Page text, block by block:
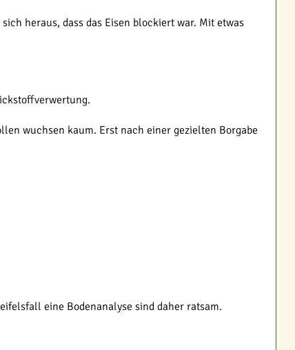
heraus, dass das Eisen blockiert war. Mit etwas
wuchsen kaum. Erst nach einer gezielten Borgabe
eine Bodenanalyse sind daher ratsam.